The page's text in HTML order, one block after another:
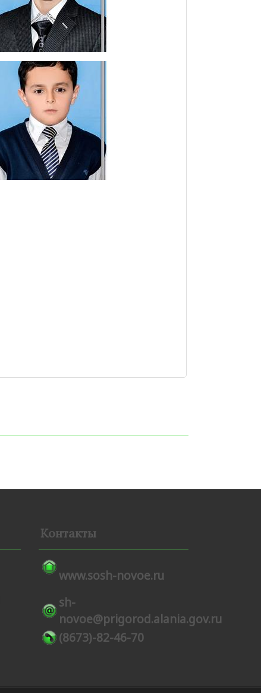
Контакты
www.sosh-novoe.ru
sh-
novoe@prigorod.alania.gov.ru
(8673)-82-46-70